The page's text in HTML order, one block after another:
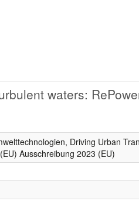
waters:
Driving Urban
Ausschreibung 2023 (EU)